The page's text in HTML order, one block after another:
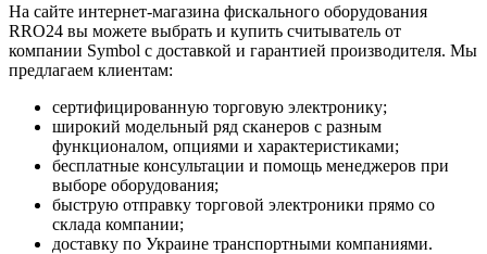
На сайте интернет-магазина фискального оборудования
RRO24 вы можете выбрать и купить считыватель от
компании Symbol с доставкой и гарантией производителя. Мы
предлагаем клиентам:
сертифицированную торговую электронику;
широкий модельный ряд сканеров с разным
функционалом, опциями и характеристиками;
бесплатные консультации и помощь менеджеров при
выборе оборудования;
быструю отправку торговой электроники прямо со
склада компании;
доставку по Украине транспортными компаниями.